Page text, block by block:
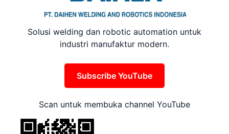
Solusi welding dan robotic automation untuk
industri manufaktur modern.
Subscribe YouTube
Scan untuk membuka channel YouTube